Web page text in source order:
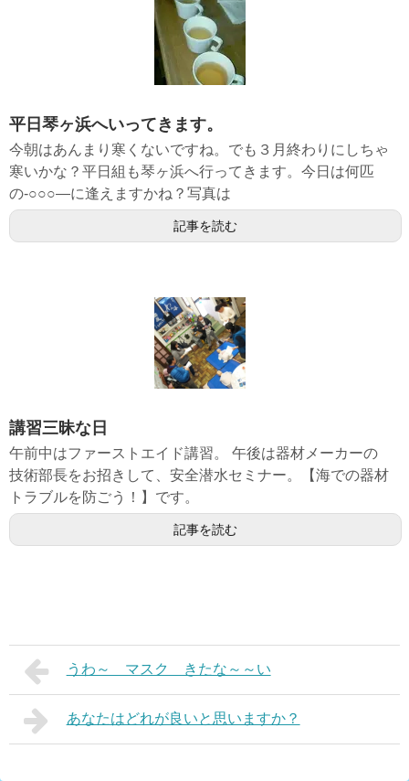
平日琴ヶ浜へいってきます。
今朝はあんまり寒くないですね。でも３月終わりにしちゃ
寒いかな？平日組も琴ヶ浜へ行ってきます。今日は何匹
の-○○○―に逢えますかね？写真は
記事を読む
講習三昧な日
午前中はファーストエイド講習。 午後は器材メーカーの
技術部長をお招きして、安全潜水セミナー。【海での器材
トラブルを防ごう！】です。
記事を読む
うわ～ マスク きたな～～い
あなたはどれが良いと思いますか？